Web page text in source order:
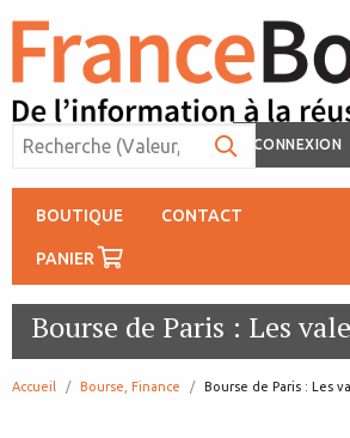
CONNEXION
BOUTIQUE CONTACT
PANIER
Bourse de Paris : Les
Accueil Bourse, Finance page:
Bourse de Paris : Les